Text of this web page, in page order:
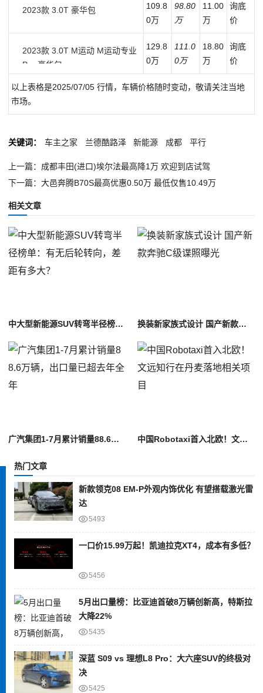
2023款 3.0T 豪华包
109.8
0万
98.80
万
11.00
万
询底
价
2023款 3.0T M运动 M运动专业
Pro 豪华包
129.8
0万
111.0
0万
18.80
万
询底
价
以上表格是2025/07/05 行情，车辆价格随时变动，敬请关注当地
市场。
关键词： 车主之家 兰德酷路泽 新能源 成都 平行
上一篇：成都丰田(进口)埃尔法最高降1万 欢迎到店试驾
下一篇：大邑奔腾B70S最高优惠0.50万 最低仅售10.49万
相关文章
中大型新能源SUV转弯半径榜单：有无后轮转向，差距有多大？ 换装新家族式设计 国产新款奔驰C级谍照曝光
广汽集团1-7月累计销量88.6万辆，出口量已超去年全年 中国Robotaxi首入北欧！文远知行在丹麦落地相关项目
热门文章
新款领克08 EM-P外观内饰优化 有望搭载激光雷
达
5493
一口价15.99万起！凯迪拉克XT4，成本有多低？
5456
5月出口量榜：比亚迪首破8万辆创新高，特斯拉
大降22%
5435
深蓝 S09 vs 理想L8 Pro：大六座SUV的终极对
决
5425